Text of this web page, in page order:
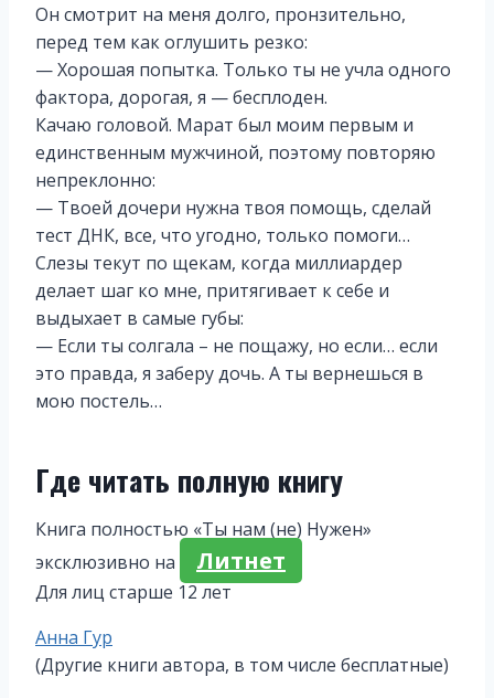
Он смотрит на меня долго, пронзительно,
перед тем как оглушить резко:
— Хорошая попытка. Только ты не учла одного
фактора, дорогая, я — бесплоден.
Качаю головой. Марат был моим первым и
единственным мужчиной, поэтому повторяю
непреклонно:
— Твоей дочери нужна твоя помощь, сделай
тест ДНК, все, что угодно, только помоги…
Слезы текут по щекам, когда миллиардер
делает шаг ко мне, притягивает к себе и
выдыхает в самые губы:
— Если ты солгала – не пощажу, но если… если
это правда, я заберу дочь. А ты вернешься в
мою постель…
Где читать полную книгу
Книга полностью «Ты нам (не) Нужен»
эксклюзивно на
Литнет
Для лиц старше 12 лет
Метки
записи:
Анна Гур
(Другие книги автора, в том числе бесплатные)